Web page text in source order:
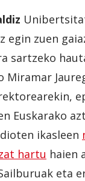
egin zuen
sartzeko
Miramar
Euskarako
ikasleen
hartu haien
eta